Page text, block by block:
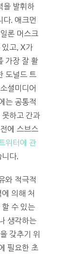
을 발휘하
다. 애크먼
론 머스크
있고, X가
가장 잘 활
도널드 트
셜미디어
는 공통적
못하고 간과
에 스브스
위터에 관
니다.
와 적극적
의해 처
할 수 있는
생각하는
갖추기 위
필요한 초